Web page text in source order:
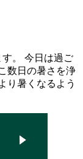
。 今日は過ご
数日の暑さを浄
り暑くなるよう